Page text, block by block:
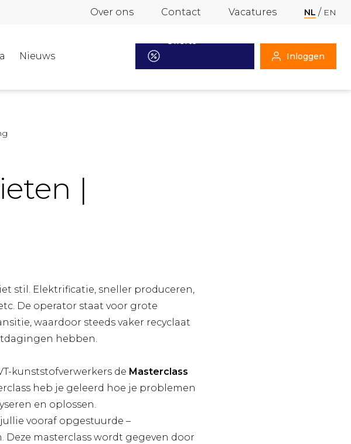
Over ons Contact Vacatures NL EN
Nieuws
Offerte
aanvragen
Inloggen
|
stil. Elektrificatie, sneller produceren,
De operator staat voor grote
waardoor steeds vaker recyclaat
hebben.
kunststofverwerkers de Masterclass
heb je geleerd hoe je problemen
en oplossen.
vooraf opgestuurde –
masterclass wordt gegeven door